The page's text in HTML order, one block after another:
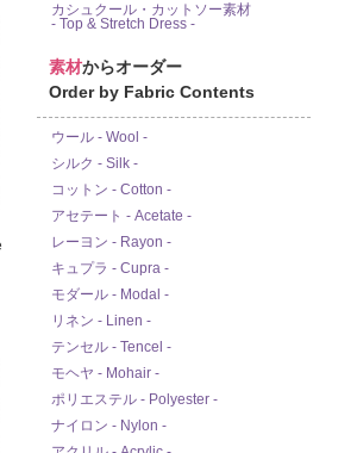
カシュクール・カットソー素材
- Top & Stretch Dress -
素材からオーダー
Order by Fabric Contents
ウール - Wool -
シルク - Silk -
コットン - Cotton -
アセテート - Acetate -
レーヨン - Rayon -
キュプラ - Cupra -
モダール - Modal -
リネン - Linen -
テンセル - Tencel -
モヘヤ - Mohair -
ポリエステル - Polyester -
ナイロン - Nylon -